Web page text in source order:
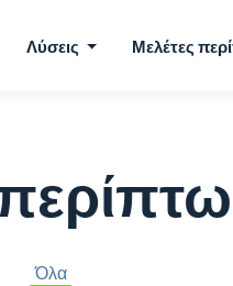
Λύσεις Μελέτες
Όλα